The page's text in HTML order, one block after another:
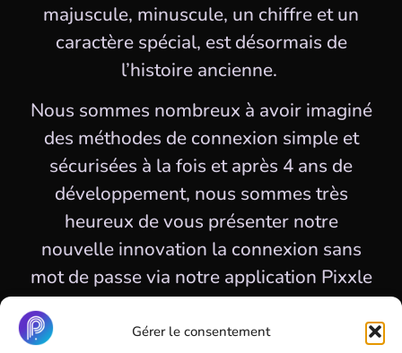
Gérer le consentement
majuscule, minuscule, un chiffre et un
caractère spécial, est désormais de
l’histoire ancienne.
Nous sommes nombreux à avoir imaginé
des méthodes de connexion simple et
sécurisées à la fois et après 4 ans de
développement, nous sommes très
heureux de vous présenter notre
nouvelle innovation la connexion sans
mot de passe via notre application Pixxle
Me.